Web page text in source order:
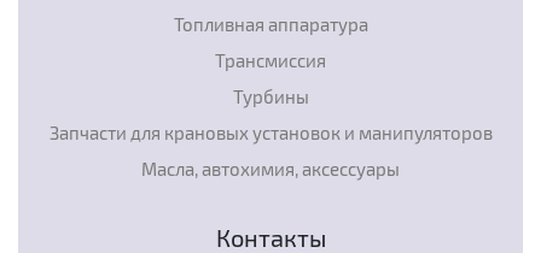
Топливная аппаратура
Трансмиссия
Турбины
Запчасти для крановых установок и манипуляторов
Масла, автохимия, аксессуары
Контакты